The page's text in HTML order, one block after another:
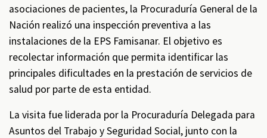
asociaciones de pacientes, la Procuraduría General de la
Nación realizó una inspección preventiva a las
instalaciones de la EPS Famisanar. El objetivo es
recolectar información que permita identificar las
principales dificultades en la prestación de servicios de
salud por parte de esta entidad.
La visita fue liderada por la Procuraduría Delegada para
Asuntos del Trabajo y Seguridad Social, junto con la